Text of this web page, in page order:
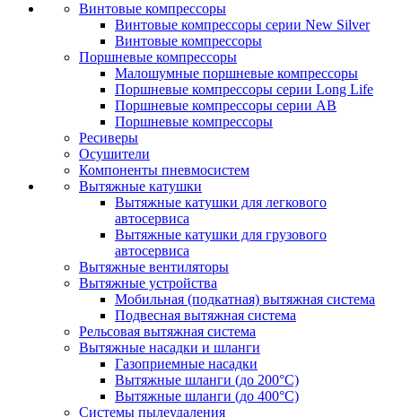
Винтовые компрессоры
Винтовые компрессоры серии New Silver
Винтовые компрессоры
Поршневые компрессоры
Малошумные поршневые компрессоры
Поршневые компрессоры серии Long Life
Поршневые компрессоры серии AB
Поршневые компрессоры
Ресиверы
Осушители
Компоненты пневмосистем
Вытяжные катушки
Вытяжные катушки для легкового
автосервиса
Вытяжные катушки для грузового
автосервиса
Вытяжные вентиляторы
Вытяжные устройства
Мобильная (подкатная) вытяжная система
Подвесная вытяжная система
Рельсовая вытяжная система
Вытяжные насадки и шланги
Газоприемные насадки
Вытяжные шланги (до 200°C)
Вытяжные шланги (до 400°C)
Системы пылеудаления